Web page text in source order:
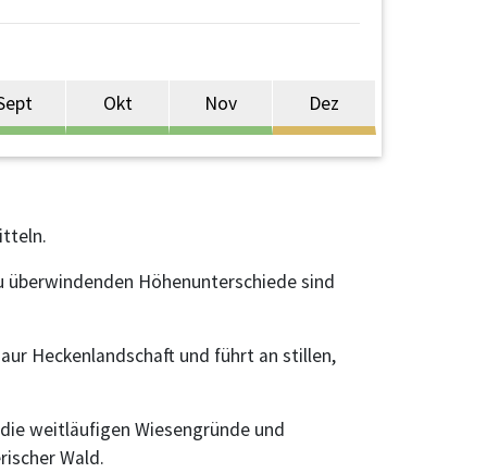
Okt Nov Dez
Höhenunterschiede sind
Heckenlandschaft und führt an stillen,
weitläufigen Wiesengründe und
Wald.